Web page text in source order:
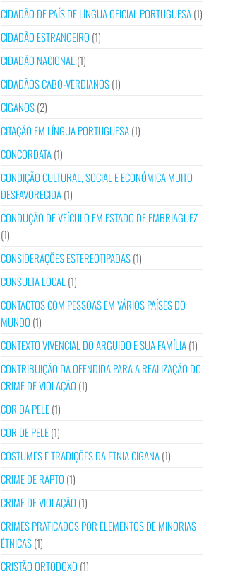
CIDADÃO DE PAÍS DE LÍNGUA OFICIAL PORTUGUESA(1)
CIDADÃO ESTRANGEIRO (1)
CIDADÃO NACIONAL (1)
CIDADÃOS CABO-VERDIANOS(1)
CIGANOS(2)
CITAÇÃO EM LÍNGUA PORTUGUESA(1)
CONCORDATA(1)
CONDIÇÃO CULTURAL, SOCIAL E ECONÓMICA MUITO
DESFAVORECIDA(1)
CONDUÇÃO DE VEÍCULO EM ESTADO DE EMBRIAGUEZ
(1)
CONSIDERAÇÕES ESTEREOTIPADAS(1)
CONSULTA LOCAL (1)
CONTACTOS COM PESSOAS EM VÁRIOS PAÍSES DO
MUNDO (1)
CONTEXTO VIVENCIAL DO ARGUIDO E SUA FAMÍLIA(1)
CONTRIBUIÇÃO DA OFENDIDA PARA A REALIZAÇÃO DO
CRIME DE VIOLAÇÃO (1)
COR DA PELE(1)
COR DE PELE(1)
COSTUMES E TRADIÇÕES DA ETNIA CIGANA(1)
CRIME DE RAPTO (1)
CRIME DE VIOLAÇÃO (1)
CRIMES PRATICADOS POR ELEMENTOS DE MINORIAS
ÉTNICAS(1)
CRISTÃO ORTODOXO (1)